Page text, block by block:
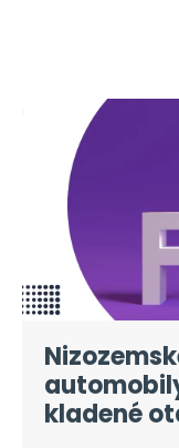
kladené